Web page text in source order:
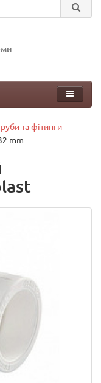
та фітинги
mm